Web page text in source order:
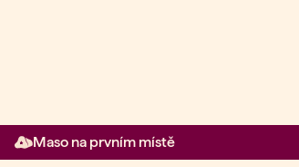
Maso na prvním místě